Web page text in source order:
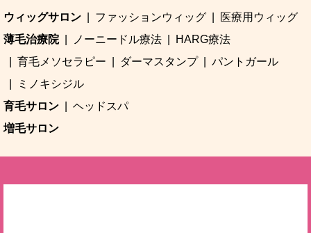
ウィッグサロン ファッションウィッグ
医療用ウィッグ
薄毛治療院
ノーニードル療法
HARG療法
育毛メソセラピー
ダーマスタンプ
パントガール
ミノキシジル
育毛サロン
ヘッドスパ
増毛サロン